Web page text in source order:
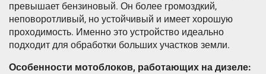
превышает бензиновый. Он более громоздкий,
неповоротливый, но устойчивый и имеет хорошую
проходимость. Именно это устройство идеально
подходит для обработки больших участков земли.
Особенности мотоблоков, работающих на дизеле: